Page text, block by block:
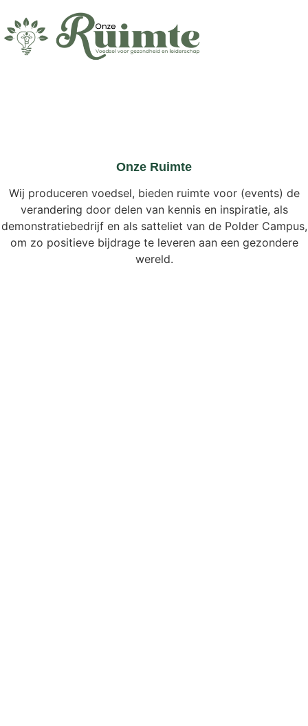
Onze Ruimte
Wij produceren voedsel, bieden ruimte voor (events) de
verandering door delen van kennis en inspiratie, als
demonstratiebedrijf en als satteliet van de Polder Campus,
om zo positieve bijdrage te leveren aan een gezondere
wereld.